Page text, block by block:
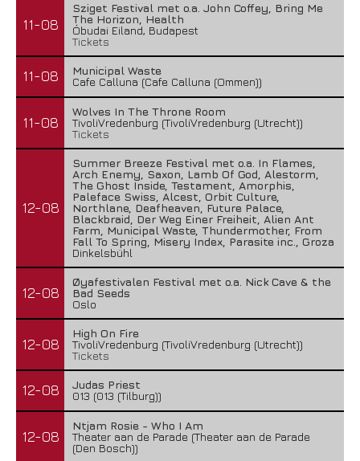
11-08
Sziget Festival met o.a. John Coffey, Bring Me
The Horizon, Health
Óbudai Eiland, Budapest
Tickets
11-08
Municipal Waste
Cafe Calluna (Cafe Calluna (Ommen))
11-08
Wolves In The Throne Room
TivoliVredenburg (TivoliVredenburg (Utrecht))
Tickets
12-08
Summer Breeze Festival met o.a. In Flames,
Arch Enemy, Saxon, Lamb Of God, Alestorm,
The Ghost Inside, Testament, Amorphis,
Paleface Swiss, Alcest, Orbit Culture,
Northlane, Deafheaven, Future Palace,
Blackbraid, Der Weg Einer Freiheit, Alien Ant
Farm, Municipal Waste, Thundermother, From
Fall To Spring, Misery Index, Parasite inc., Groza
Dinkelsbühl
12-08
Øyafestivalen Festival met o.a. Nick Cave & the
Bad Seeds
Oslo
12-08
High On Fire
TivoliVredenburg (TivoliVredenburg (Utrecht))
Tickets
12-08
Judas Priest
013 (013 (Tilburg))
12-08
Ntjam Rosie - Who I Am
Theater aan de Parade (Theater aan de Parade
(Den Bosch))